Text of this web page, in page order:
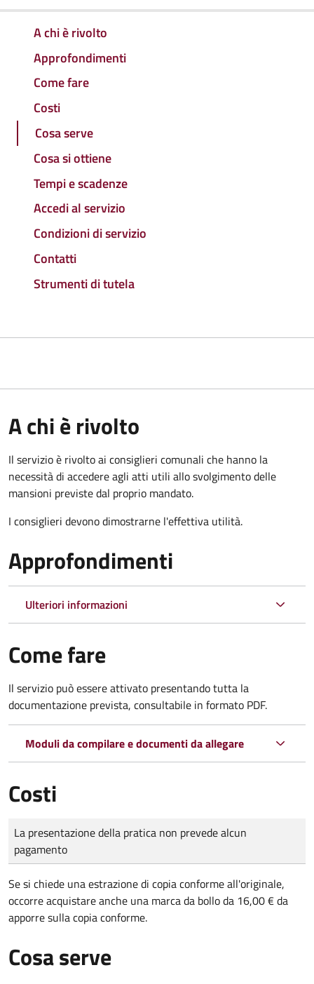
A chi è rivolto
Approfondimenti
Come fare
Costi
Cosa serve
Cosa si ottiene
Tempi e scadenze
Accedi al servizio
Condizioni di servizio
Contatti
Strumenti di tutela
A chi è rivolto
Il servizio è rivolto ai consiglieri comunali che hanno la
necessità di accedere agli atti utili allo svolgimento delle
mansioni previste dal proprio mandato.
I consiglieri devono dimostrarne l'effettiva utilità.
Approfondimenti
Ulteriori informazioni
Come fare
Il servizio può essere attivato presentando tutta la
documentazione prevista, consultabile in formato PDF.
Moduli da compilare e documenti da allegare
Costi
Tipo di pagamento
Importo
La presentazione della pratica non prevede alcun
pagamento
Se si chiede una estrazione di copia conforme all'originale,
occorre acquistare anche una marca da bollo da 16,00 € da
apporre sulla copia conforme.
Cosa serve